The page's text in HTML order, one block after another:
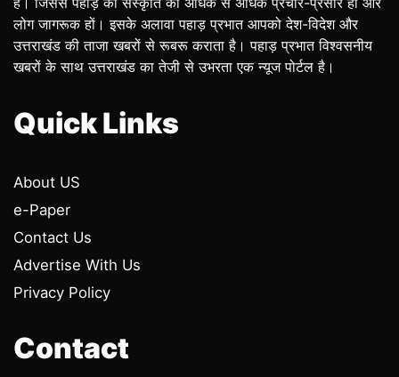
लोग जागरूक हों। इसके अलावा पहाड़ प्रभात आपको देश-विदेश और
उत्तराखंड की ताजा खबरों से रूबरू कराता है। पहाड़ प्रभात विश्वसनीय
खबरों के साथ उत्तराखंड का तेजी से उभरता एक न्यूज पोर्टल है।
Quick Links
About US
e-Paper
Contact Us
Advertise With Us
Privacy Policy
Contact